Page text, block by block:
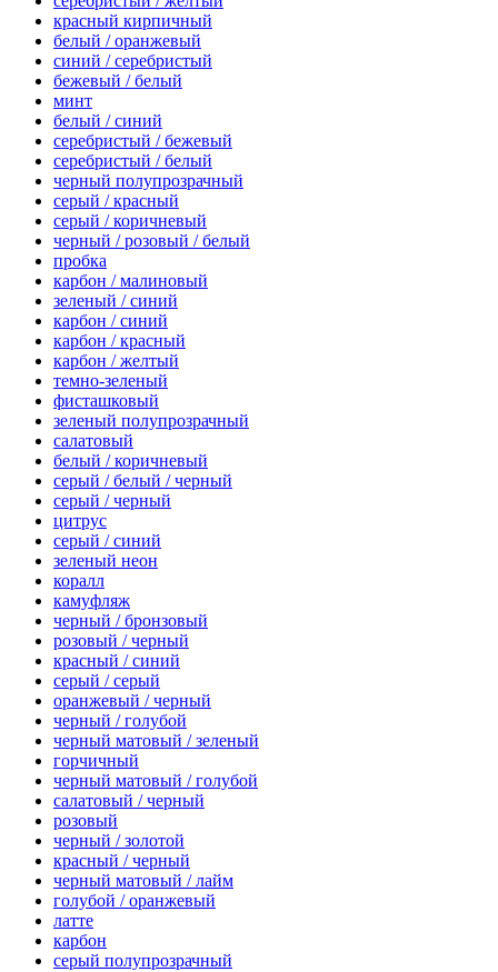
красный кирпичный
белый / оранжевый
синий / серебристый
бежевый / белый
минт
белый / синий
серебристый / бежевый
серебристый / белый
черный полупрозрачный
серый / красный
серый / коричневый
черный / розовый / белый
пробка
карбон / малиновый
зеленый / синий
карбон / синий
карбон / красный
карбон / желтый
темно-зеленый
фисташковый
зеленый полупрозрачный
салатовый
белый / коричневый
серый / белый / черный
серый / черный
цитрус
серый / синий
зеленый неон
коралл
камуфляж
черный / бронзовый
розовый / черный
красный / синий
серый / серый
оранжевый / черный
черный / голубой
черный матовый / зеленый
горчичный
черный матовый / голубой
салатовый / черный
розовый
черный / золотой
красный / черный
черный матовый / лайм
голубой / оранжевый
латте
карбон
серый полупрозрачный